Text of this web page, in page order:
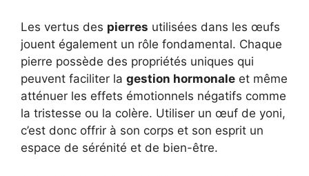
Les vertus des pierres utilisées dans les œufs
jouent également un rôle fondamental. Chaque
pierre possède des propriétés uniques qui
peuvent faciliter la gestion hormonale et même
atténuer les effets émotionnels négatifs comme
la tristesse ou la colère. Utiliser un œuf de yoni,
c’est donc offrir à son corps et son esprit un
espace de sérénité et de bien-être.